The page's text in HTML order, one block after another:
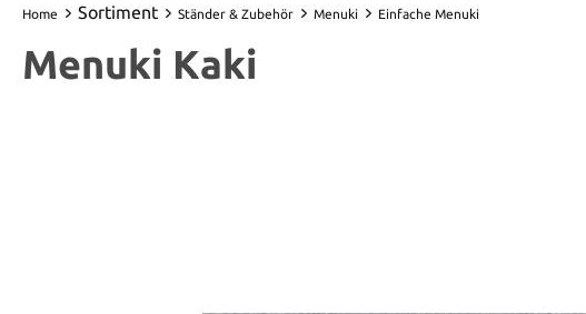
Home Sortiment Ständer & Zubehör Menuki Einfache Menuki
Menuki Kaki